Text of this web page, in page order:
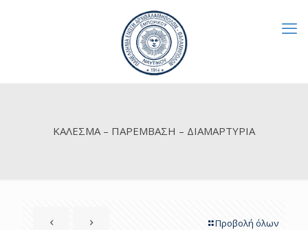
ΚΑΛΕΣΜΑ – ΠΑΡΕΜΒΑΣΗ – ΔΙΑΜΑΡΤΥΡΙΑ
Προβολή όλων